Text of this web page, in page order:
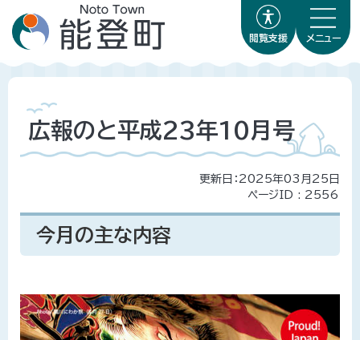
閲覧支援 メニュー
広報のと平成23年10月号
更新日：2025年03月25日
ページID : 2556
今月の主な内容